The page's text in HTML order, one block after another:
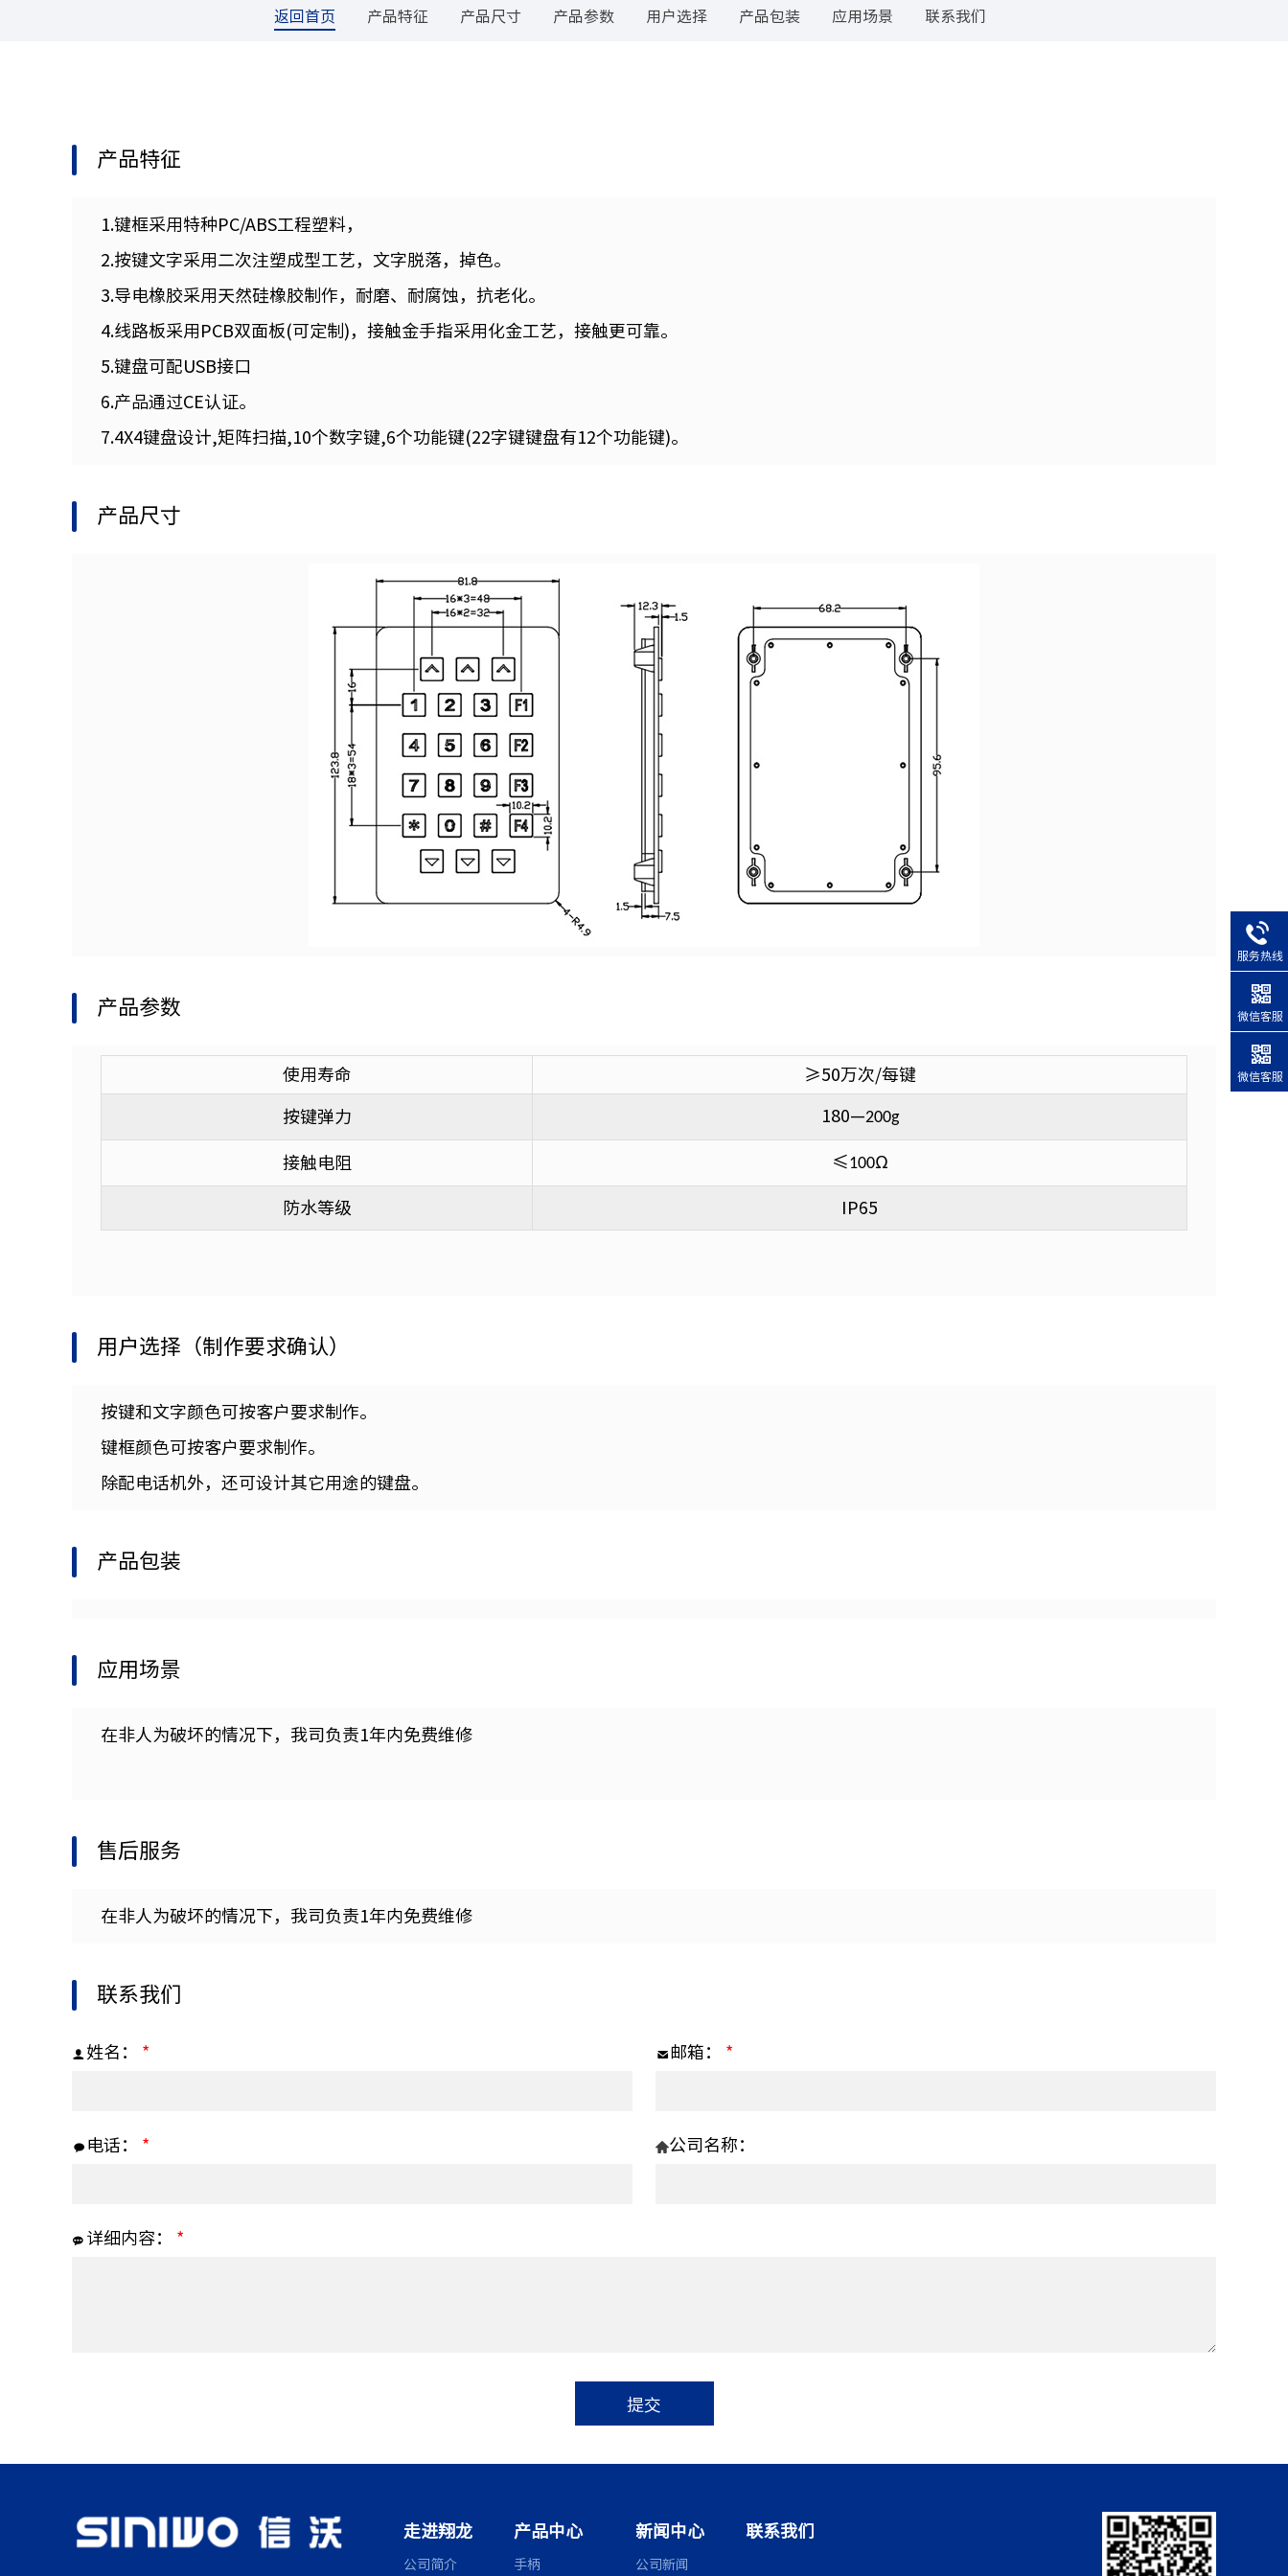
返回首页 产品特征 产品尺寸 产品参数 用户选择 产品包装 应用场景 联系我们
产品特征
1.键框采用特种PC/ABS工程塑料，
2.按键文字采用二次注塑成型工艺，文字脱落，掉色。
3.导电橡胶采用天然硅橡胶制作，耐磨、耐腐蚀，抗老化。
4.线路板采用PCB双面板(可定制)，接触金手指采用化金工艺，接触更可靠。
5.键盘可配USB接口
6.产品通过CE认证。
7.4X4键盘设计,矩阵扫描,10个数字键,6个功能键(22字键键盘有12个功能键)。
产品尺寸
产品参数
使用寿命 ≥50万次/每键
按键弹力 180—200g
接触电阻 ≤100Ω
防水等级 IP65
用户选择（制作要求确认）
按键和文字颜色可按客户要求制作。
键框颜色可按客户要求制作。
除配电话机外，还可设计其它用途的键盘。
产品包装
应用场景
在非人为破坏的情况下，我司负责1年内免费维修
售后服务
在非人为破坏的情况下，我司负责1年内免费维修
联系我们
姓名： * 邮箱： *
电话： * 公司名称：
详细内容： *
走进翔龙
公司简介
产品中心
手柄
新闻中心
公司新闻
联系我们
服务热线
微信客服
微信客服